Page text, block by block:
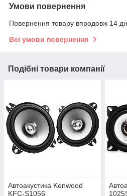
Умови повернення
Повернення товару впродовж 14
Всі умови повернення
Подібні товари компанії
Автоакустика Kenwood
KFC-S1056